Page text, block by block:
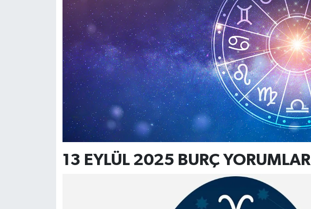
13 EYLÜL 2025 BURÇ YORUMLARI